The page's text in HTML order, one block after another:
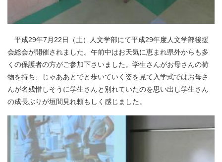
平成29年7月22日（土）人文学部にて平成29年度人文学部後援
会総会が開催されました。午前中はお天気に恵まれ県外からも多
くの保護者の方がご参加下さいました。学生さんがお母さんの荷
物を持ち、じゃああとでと歩いていく姿を見て入学式ではお母さ
んが名残惜しそうに学生さんと別れていたのを思い出し学生さん
の成長ぶりが垣間見れ頼もしく感じました。